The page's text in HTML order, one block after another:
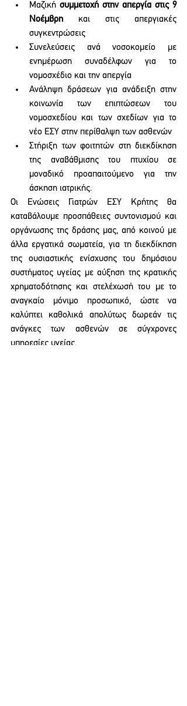
Μαζική συμμετοχή στην απεργία στις 9
Νοέμβρη και στις απεργιακές
συγκεντρώσεις
Συνελεύσεις ανά νοσοκομείο με
ενημέρωση συναδέλφων για το
νομοσχέδιο και την απεργία
Ανάληψη δράσεων για ανάδειξη στην
κοινωνία των επιπτώσεων του
νομοσχεδίου και των σχεδίων για το
νέο ΕΣΥ στην περίθαλψη των ασθενών
Στήριξη των φοιτητών στη διεκδίκηση
της αναβάθμισης του πτυχίου σε
μοναδικό προαπαιτούμενο για την
άσκηση ιατρικής.
Οι Ενώσεις Γιατρών ΕΣΥ Κρήτης θα
καταβάλουμε προσπάθειες συντονισμού και
οργάνωσης της δράσης μας, από κοινού με
άλλα εργατικά σωματεία, για τη διεκδίκηση
της ουσιαστικής ενίσχυσης του δημόσιου
συστήματος υγείας με αύξηση της κρατικής
χρηματοδότησης και στελέχωσή του με το
αναγκαίο μόνιμο προσωπικό, ώστε να
καλύπτει καθολικά απολύτως δωρεάν τις
ανάγκες των ασθενών σε σύγχρονες
υπηρεσίες υγείας.